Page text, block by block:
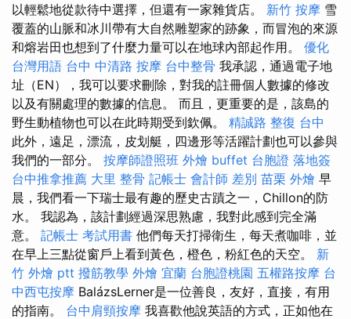
以輕鬆地從款待中選擇，但還有一家雜貨店。 新竹 按摩 雪
覆蓋的山脈和冰川帶有大自然雕塑家的跡象，而冒泡的來源
和熔岩田也想到了什麼力量可以在地球內部起作用。 優化
台灣用語 台中 中清路 按摩 台中整骨 我承認，通過電子地
址（EN），我可以要求刪除，對我的註冊個人數據的修改
以及有關處理的數據的信息。 而且，更重要的是，該島的
野生動植物也可以在此時期受到欽佩。 精誠路 整復 台中
此外，遠足，漂流，皮划艇，四邊形等活躍計劃也可以參與
我們的一部分。 按摩師證照班 外燴 buffet 台胞證 落地簽
台中推拿推薦 大里 整骨 記帳士 會計師 差別 苗栗 外燴 早
晨，我們看一下瑞士最有趣的歷史古蹟之一，Chillon的防
水。 我認為，該計劃經過深思熟慮，我對此感到完全滿
意。 記帳士 考試用書 他們每天打掃衛生，每天煮咖啡，並
在早上三點從窗戶上看到黃色，橙色，粉紅色的天空。 新
竹 外燴 ptt 撥筋教學 外燴 宜蘭 台胞證桃園 五權路按摩 台
中西屯按摩 BalázsLerner是一位善良，友好，直接，有用
的指南。 台中肩頸按摩 我喜歡他說英語的方式，正如他在